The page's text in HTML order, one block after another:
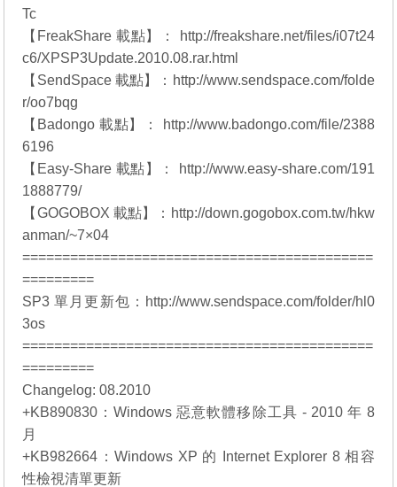
Tc
【FreakShare 載點】： http://freakshare.net/files/i07t24
c6/XPSP3Update.2010.08.rar.html
【SendSpace 載點】：http://www.sendspace.com/folde
r/oo7bqg
【Badongo 載點】： http://www.badongo.com/file/2388
6196
【Easy-Share 載點】： http://www.easy-share.com/191
1888779/
【GOGOBOX 載點】：http://down.gogobox.com.tw/hkw
anman/~7×04
============================================
=========
SP3 單月更新包：http://www.sendspace.com/folder/hl0
3os
============================================
=========
Changelog: 08.2010
+KB890830：Windows 惡意軟體移除工具 - 2010 年 8
月
+KB982664：Windows XP 的 Internet Explorer 8 相容
性檢視清單更新